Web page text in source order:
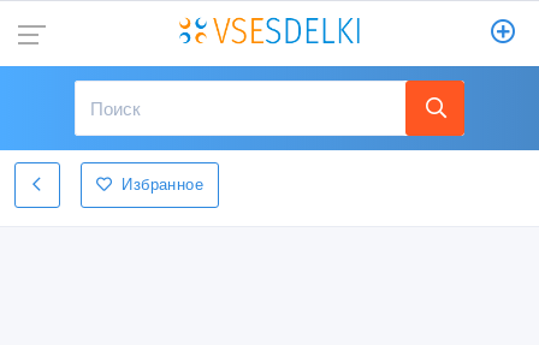
Избранное